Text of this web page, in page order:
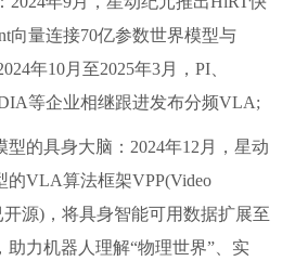
向量连接70亿参数世界模型与
年10月至2025年3月，PI、
等企业相继跟进发布分频VLA;
型的具身大脑：2024年12月，星动
的VLA算法框架VPP(Video
开源)，将具身智能可用数据扩展至
力机器人理解“物理世界”、实